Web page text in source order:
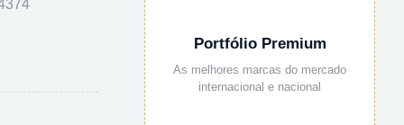
Portfólio Premium
As melhores marcas do mercado
internacional e nacional